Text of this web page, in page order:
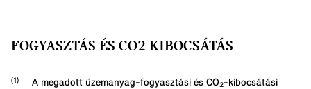
FOGYASZTÁS ÉS CO2 KIBOCSÁTÁS
A megadott üzemanyag-fogyasztási és CO₂-kibocsátási